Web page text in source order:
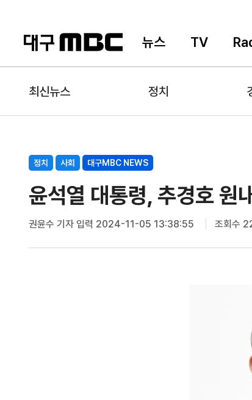
뉴스 TV
최신뉴스 정치
정치 사회 대구MBC NEWS
윤석열 대통령, 추경호 원
권윤수 기자입력 2024-11-05 13:38:55 조회수